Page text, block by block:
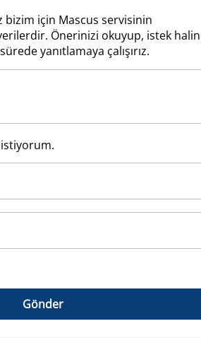
bizim için Mascus servisinin
Önerinizi okuyup, istek
yanıtlamaya çalışırız.
Gönder